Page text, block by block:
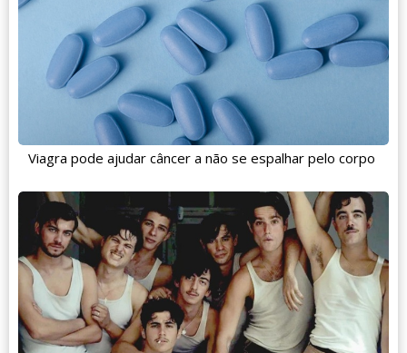
Viagra pode ajudar câncer a não se espalhar pelo corpo